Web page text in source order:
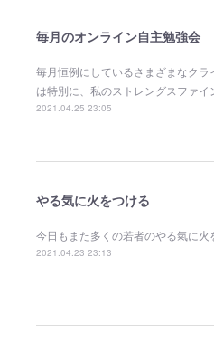
毎月のオンライン自主勉強会
毎月恒例にしているさまざまなク
は特別に、私のストレングスファ
2021.04.25 23:05
やる気に火をつける
今日もまた多くの若者のやる氣に
2021.04.23 23:13